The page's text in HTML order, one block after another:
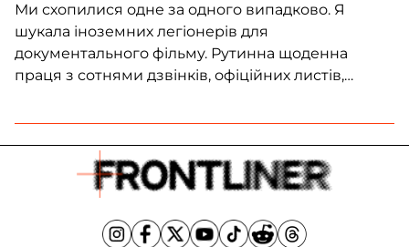
Ми схопилися одне за одного випадково. Я
шукала іноземних легіонерів для
документального фільму. Рутинна щоденна
праця з сотнями дзвінків, офіційних листів,
всієї інформації ти хапаєшся за його погляд крізь
екран у соцмережах на світлинах. Фотограф,
який зробив його фото – так само випадково
зустрів його по дорозі з […]